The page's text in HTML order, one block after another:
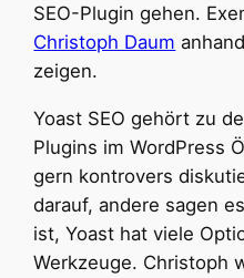
SEO-Plugin gehen.
Christoph Daum
zeigen.
Yoast SEO gehört zu
Plugins im WordPress
gern kontrovers
darauf, andere sagen
ist, Yoast hat viele
Werkzeuge. Christoph